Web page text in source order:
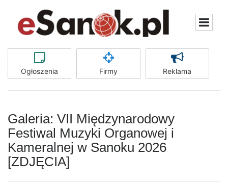
Ogłoszenia Firmy Reklama
Galeria: VII Międzynarodowy
Festiwal Muzyki Organowej i
Kameralnej w Sanoku 2026
[ZDJĘCIA]